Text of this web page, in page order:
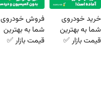
خرید خودروی
شما به بهترین
قیمت بازار ✅
فروش خودروی
شما به بهترین
قیمت بازار ✅